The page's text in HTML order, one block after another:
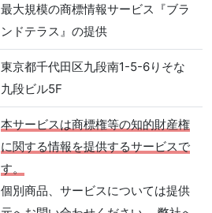
最大規模の商標情報サービス『ブラ
ンドテラス』の提供
東京都千代田区九段南1-5-6りそな
九段ビル5F
本サービスは商標権等の知的財産権
に関する情報を提供するサービスで
す。
個別商品、サービスについては提供